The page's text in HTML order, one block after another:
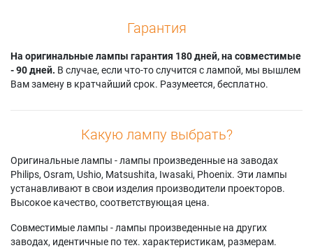
Гарантия
На оригинальные лампы гарантия 180 дней, на совместимые
- 90 дней. В случае, если что-то случится с лампой, мы вышлем
Вам замену в кратчайший срок. Разумеется, бесплатно.
Какую лампу выбрать?
Оригинальные лампы - лампы произведенные на заводах
Philips, Osram, Ushio, Matsushita, Iwasaki, Phoenix. Эти лампы
устанавливают в свои изделия производители проекторов.
Высокое качество, соответствующая цена.
Совместимые лампы - лампы произведенные на других
заводах, идентичные по тех. характеристикам, размерам.